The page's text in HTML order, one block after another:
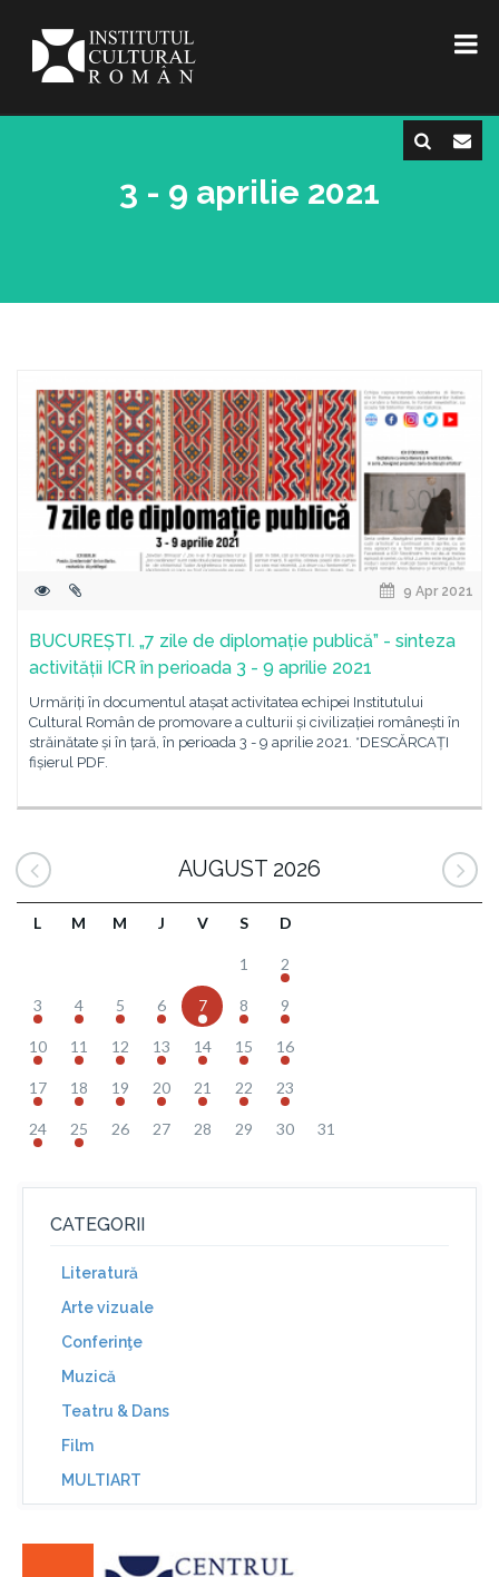
3 - 9 aprilie 2021
9 Apr 2021
BUCUREȘTI. „7 zile de diplomație publică” - sinteza
activității ICR în perioada 3 - 9 aprilie 2021
Urmăriți în documentul atașat activitatea echipei Institutului
Cultural Român de promovare a culturii și civilizației românești în
străinătate și în țară, în perioada 3 - 9 aprilie 2021. *DESCĂRCAȚI
fișierul PDF.
AUGUST 2026
L M M J V S D
1 2
3 4 5 6 7 8 9
10 11 12 13 14 15 16
17 18 19 20 21 22 23
24 25 26 27 28 29 30 31
CATEGORII
Literatură
Arte vizuale
Conferinţe
Muzică
Teatru & Dans
Film
MULTIART